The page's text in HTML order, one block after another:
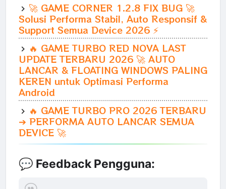
🚀 GAME CORNER 1.2.8 FIX BUG 🚀
Solusi Performa Stabil, Auto Responsif &
Support Semua Device 2026 ⚡
🔥 GAME TURBO RED NOVA LAST
UPDATE TERBARU 2026 🚀 AUTO
LANCAR & FLOATING WINDOWS PALING
KEREN untuk Optimasi Performa
Android
🔥 GAME TURBO PRO 2026 TERBARU
➔ PERFORMA AUTO LANCAR SEMUA
DEVICE 🚀
💬 Feedback Pengguna: